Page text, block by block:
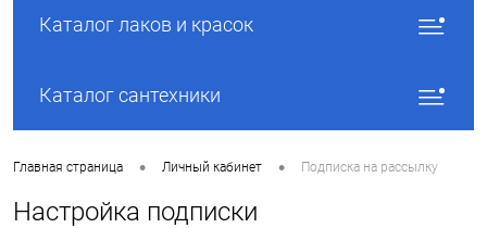
Каталог лаков и красок
Каталог сантехники
Главная страница • Личный кабинет • Подписка на рассылку
Настройка подписки